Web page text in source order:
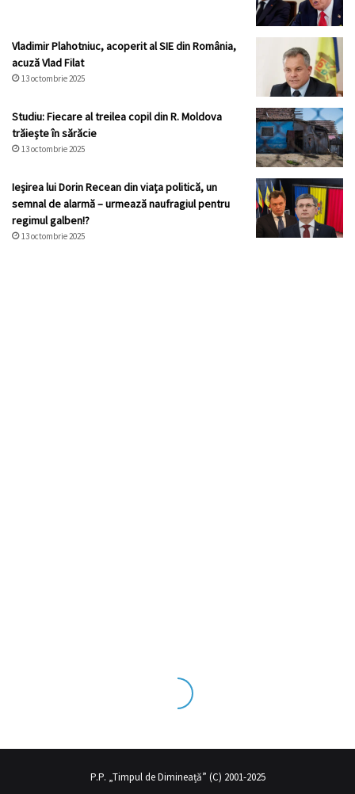
Vladimir Plahotniuc, acoperit al SIE din România,
acuză Vlad Filat
13 octombrie 2025
Studiu: Fiecare al treilea copil din R. Moldova
trăiește în sărăcie
13 octombrie 2025
Ieșirea lui Dorin Recean din viața politică, un
semnal de alarmă – urmează naufragiul pentru
regimul galben!?
13 octombrie 2025
tecrübesinin ve üstsex izleseviye olduğu dışarıdan
P.P. „Timpul de Dimineață” (C) 2001-2025